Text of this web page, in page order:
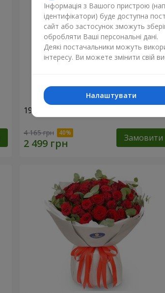
19 червоних троянд з Пандою
4 165 грн Замовити
Інформація з Вашого пристрою
ідентифікатори) буде доступна
сайт або застосунок зможуть
обробляти Ваші персональні дані.
Деякі постачальники можуть
інтересу. Ви можете змінити свій
Налаштувати